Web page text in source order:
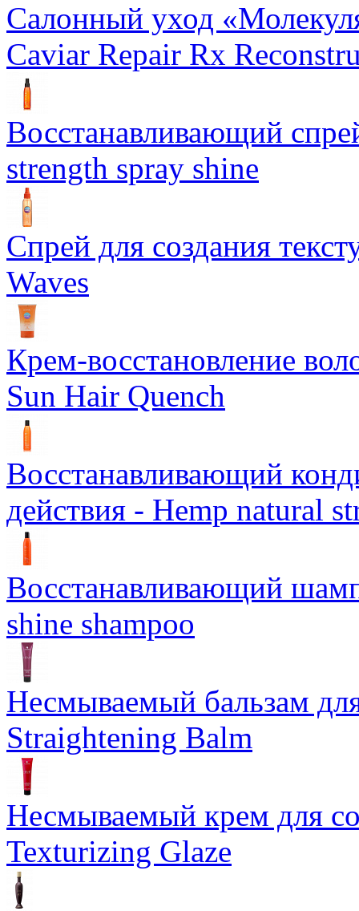
Салонный уход
Caviar Repair Rx
Восстанавливающий
strength spray shine
Спрей для создания
Waves
Крем-восстановление
Sun Hair Quench
Восстанавливающий
действия - Hemp natural
Восстанавливающий
shine shampoo
Несмываемый бальзам
Straightening Balm
Несмываемый крем для
Texturizing Glaze